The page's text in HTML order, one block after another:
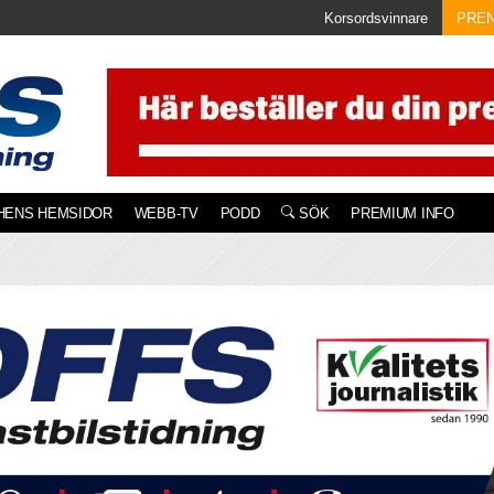
Korsordsvinnare
HEMSIDOR WEBB-TV PODD SÖK PREMIUM INFO